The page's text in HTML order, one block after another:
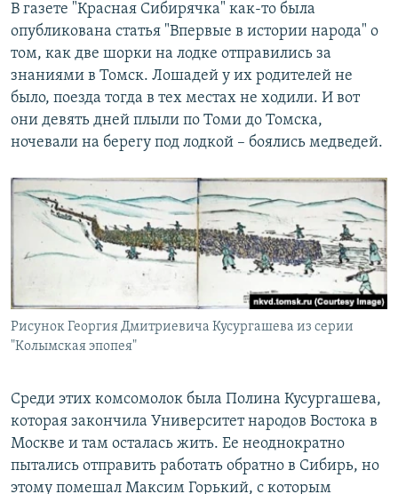
В газете "Красная Сибирячка" как-то была
опубликована статья "Впервые в истории народа" о
том, как две шорки на лодке отправились за
знаниями в Томск. Лошадей у их родителей не
было, поезда тогда в тех местах не ходили. И вот
они девять дней плыли по Томи до Томска,
ночевали на берегу под лодкой – боялись медведей.
Рисунок Георгия Дмитриевича Кусургашева из серии
"Колымская эпопея"
Среди этих комсомолок была Полина Кусургашева,
которая закончила Университет народов Востока в
Москве и там осталась жить. Ее неоднократно
пытались отправить работать обратно в Сибирь, но
этому помешал Максим Горький, с которым